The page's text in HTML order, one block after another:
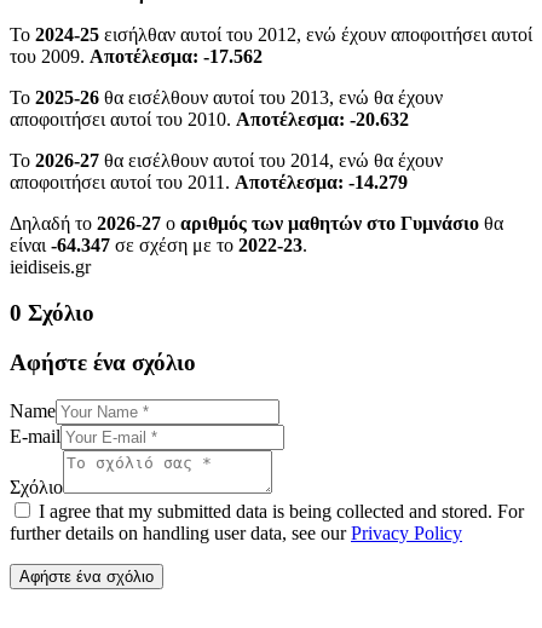
Το 2024-25 εισήλθαν αυτοί του 2012, ενώ έχουν αποφοιτήσει αυτοί
του 2009. Αποτέλεσμα: -17.562
Το 2025-26 θα εισέλθουν αυτοί του 2013, ενώ θα έχουν
αποφοιτήσει αυτοί του 2010. Αποτέλεσμα: -20.632
Το 2026-27 θα εισέλθουν αυτοί του 2014, ενώ θα έχουν
αποφοιτήσει αυτοί του 2011. Αποτέλεσμα: -14.279
Δηλαδή το 2026-27 ο αριθμός των μαθητών στο Γυμνάσιο θα
είναι -64.347 σε σχέση με το 2022-23.
ieidiseis.gr
0 Σχόλιο
Αφήστε ένα σχόλιο
Name
E-mail
Σχόλιο
I agree that my submitted data is being collected and stored. For
further details on handling user data, see ourPrivacy Policy